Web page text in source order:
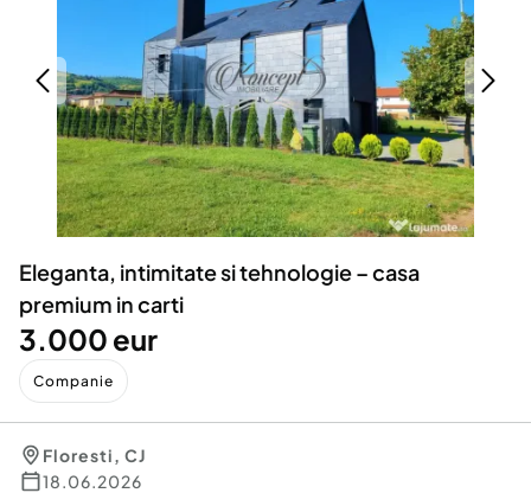
Animale de companie
Afaceri și echipamente profesionale
Inchiriere Bunuri si Vehicule
Utilaje agricole si industriale
Piese auto si accesorii
Dacia Duster
Eleganta, intimitate si tehnologie – casa
premium in carti
3.000 eur
Companie
Floresti, CJ
18.06.2026